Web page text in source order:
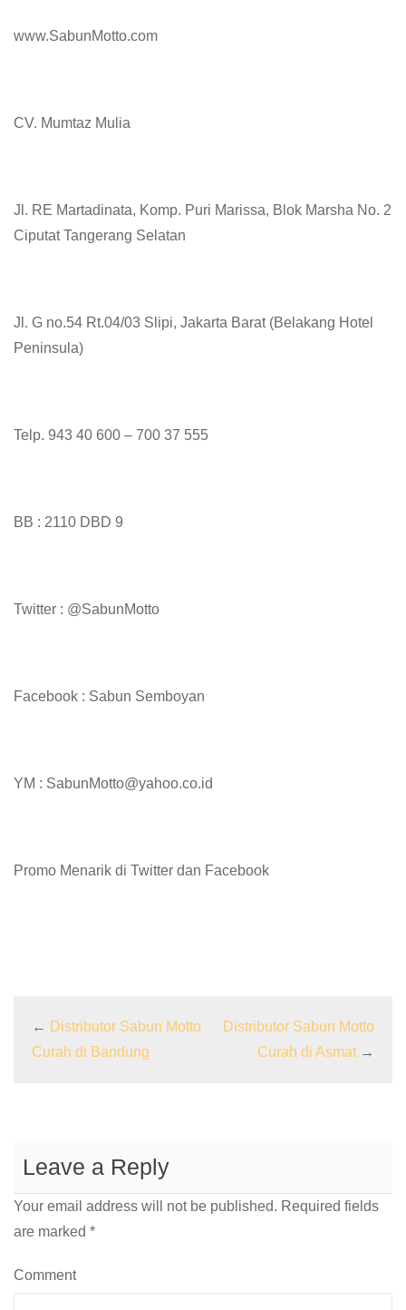
www.SabunMotto.com
CV. Mumtaz Mulia
Jl. RE Martadinata, Komp. Puri Marissa, Blok Marsha No. 2
Ciputat Tangerang Selatan
Jl. G no.54 Rt.04/03 Slipi, Jakarta Barat (Belakang Hotel
Peninsula)
Telp. 943 40 600 – 700 37 555
BB : 2110 DBD 9
Twitter : @SabunMotto
Facebook : Sabun Semboyan
YM : SabunMotto@yahoo.co.id
Promo Menarik di Twitter dan Facebook
← Distributor Sabun Motto
Curah di Bandung
Distributor Sabun Motto
Curah di Asmat→
Leave a Reply
Your email address will not be published. Required fields
are marked *
Comment